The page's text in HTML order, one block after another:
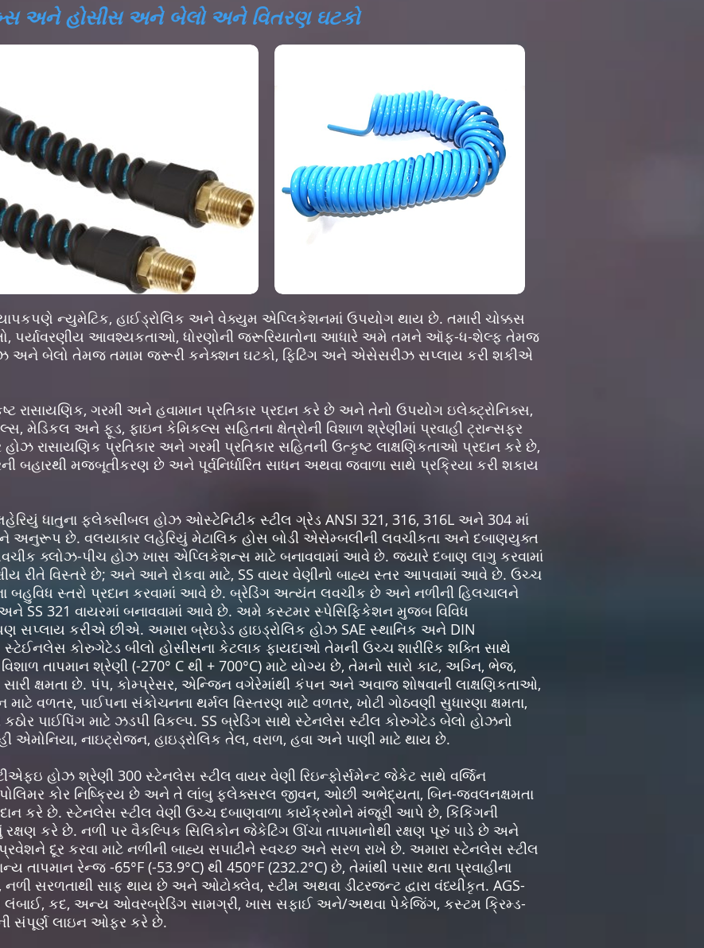
અને હોસીસ અને બેલો અને વિતરણ ઘટકો
ન્યુમેટિક, હાઈડ્રોલિક અને વેક્યુમ એપ્લિકેશનમાં ઉપયોગ થાય છે. તમારી ચોક્કસ
પર્યાવરણીય આવશ્યકતાઓ, ધોરણોની જરૂરિયાતોના આધારે અમે તમને ઑફ-ધ-શેલ્ફ તેમજ
અને બેલો તેમજ તમામ જરૂરી કનેક્શન ઘટકો, ફિટિંગ અને એસેસરીઝ સપ્લાય કરી શકીએ
રાસાયણિક, ગરમી અને હવામાન પ્રતિકાર પ્રદાન કરે છે અને તેનો ઉપયોગ ઇલેક્ટ્રોનિક્સ,
મેડિકલ અને ફૂડ, ફાઇન કેમિકલ્સ સહિતના ક્ષેત્રોની વિશાળ શ્રેણીમાં પ્રવાહી ટ્રાન્સફર
હોઝ રાસાયણિક પ્રતિકાર અને ગરમી પ્રતિકાર સહિતની ઉત્કૃષ્ટ લાક્ષણિકતાઓ પ્રદાન કરે છે,
બહારથી મજબૂતીકરણ છે અને પૂર્વનિર્ધારિત સાધન અથવા જ્વાળા સાથે પ્રક્રિયા કરી શકાય
ધાતુના ફ્લેક્સીબલ હોઝ ઓસ્ટેનિટીક સ્ટીલ ગ્રેડ ANSI 321, 316, 316L અને 304 માં
અનુરૂપ છે. વલયાકાર લહેરિયું મેટાલિક હોસ બોડી એસેમ્બલીની લવચીકતા અને દબાણયુક્ત
ક્લોઝ-પીચ હોઝ ખાસ એપ્લિકેશન્સ માટે બનાવવામાં આવે છે. જ્યારે દબાણ લાગુ કરવામાં
રીતે વિસ્તરે છે; અને આને રોકવા માટે, SS વાયર વેણીનો બાહ્ય સ્તર આપવામાં આવે છે. ઉચ્ચ
બહુવિધ સ્તરો પ્રદાન કરવામાં આવે છે. બ્રેડિંગ અત્યંત લવચીક છે અને નળીની હિલચાલને
SS 321 વાયરમાં બનાવવામાં આવે છે. અમે કસ્ટમર સ્પેસિફિકેશન મુજબ વિવિધ
સપ્લાય કરીએ છીએ. અમારા બ્રેઇડેડ હાઇડ્રોલિક હોઝ SAE સ્થાનિક અને DIN
સ્ટેઈનલેસ કોરુગેટેડ બીલો હોસીસના કેટલાક ફાયદાઓ તેમની ઉચ્ચ શારીરિક શક્તિ સાથે
તાપમાન શ્રેણી (-270° C થી + 700°C) માટે યોગ્ય છે, તેમનો સારો કાટ, અગ્નિ, ભેજ,
ક્ષમતા છે. પંપ, કોમ્પ્રેસર, એન્જિન વગેરેમાંથી કંપન અને અવાજ શોષવાની લાક્ષણિકતાઓ,
વળતર, પાઈપના સંકોચનના થર્મલ વિસ્તરણ માટે વળતર, ખોટી ગોઠવણી સુધારણા ક્ષમતા,
પાઈપિંગ માટે ઝડપી વિકલ્પ. SS બ્રેડિંગ સાથે સ્ટેનલેસ સ્ટીલ કોરુગેટેડ બેલો હોઝનો
નાઇટ્રોજન, હાઇડ્રોલિક તેલ, વરાળ, હવા અને પાણી માટે થાય છે.
હોઝ શ્રેણી 300 સ્ટેનલેસ સ્ટીલ વાયર વેણી રિઇન્ફોર્સમેન્ટ જેકેટ સાથે વર્જિન
કોર નિષ્ક્રિય છે અને તે લાંબુ ફ્લેક્સરલ જીવન, ઓછી અભેદ્યતા, બિન-જ્વલનક્ષમતા
કરે છે. સ્ટેનલેસ સ્ટીલ વેણી ઉચ્ચ દબાણવાળા કાર્યક્રમોને મંજૂરી આપે છે, કિંકિંગની
કરે છે. નળી પર વૈકલ્પિક સિલિકોન જેકેટિંગ ઊંચા તાપમાનોથી રક્ષણ પૂરું પાડે છે અને
પ્રવેશને દૂર કરવા માટે નળીની બાહ્ય સપાટીને સ્વચ્છ અને સરળ રાખે છે. અમારા સ્ટેનલેસ સ્ટીલ
તાપમાન રેન્જ -65°F (-53.9°C) થી 450°F (232.2°C) છે, તેમાંથી પસાર થતા પ્રવાહીના
સરળતાથી સાફ થાય છે અને ઓટોક્લેવ, સ્ટીમ અથવા ડીટરજન્ટ દ્વારા વંધ્યીકૃત. AGS-
લંબાઈ, કદ, અન્ય ઓવરબ્રેડિંગ સામગ્રી, ખાસ સફાઈ અને/અથવા પેકેજિંગ, કસ્ટમ ક્રિમ્ડ-
સંપૂર્ણ લાઇન ઓફર કરે છે.